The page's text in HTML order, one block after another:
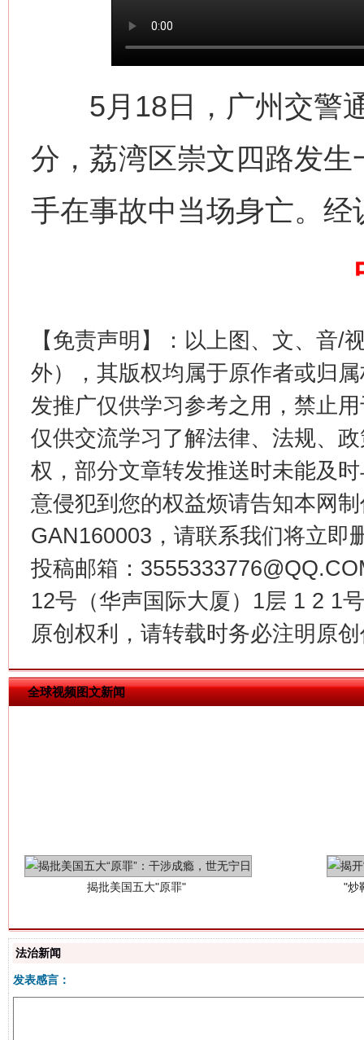
5月18日，广州交警通
分，荔湾区崇文四路发
手在事故中当场身亡。
【免责声明】：以上图、文、音/
外），其版权均属于原作者或归
发推广仅供学习参考之用，禁止
仅供交流学习了解法律、法规、
权，部分文章转发推送时未能及
意侵犯到您的权益烦请告知本网
GAN160003，请联系我们将立即
投稿邮箱：
12号（华声国际大厦）1层 1 2 1
原创权利，请转载时务必注明原
全球视频图文新闻
在谋一域中谋全局
今
习近平的博鳌关键词
魏明亮
“刷贴”乱象丛生
法治新闻
发表感言：